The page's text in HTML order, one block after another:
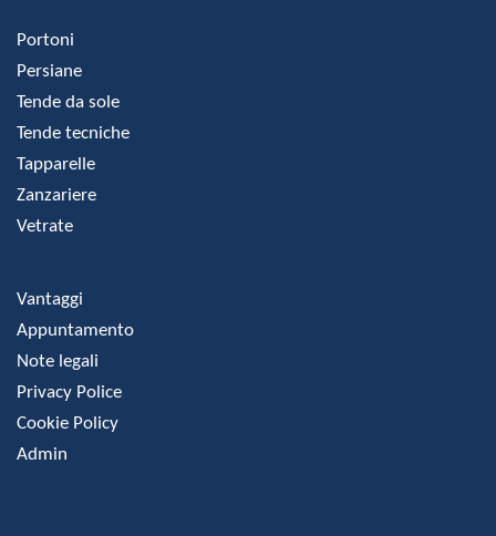
Portoni
Persiane
Tende da sole
Tende tecniche
Tapparelle
Zanzariere
Vetrate
Vantaggi
Appuntamento
Note legali
Privacy Police
Cookie Policy
Admin